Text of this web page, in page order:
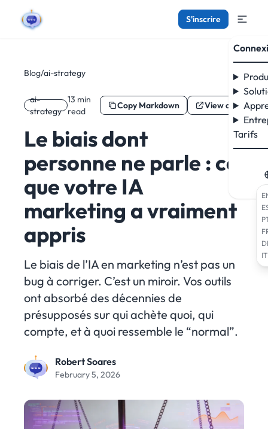
S'inscrire
Tarifs
IT
Blog/ai-strategy
ai-
strategy
13 min
read
Copy Markdown View as
Le biais dont
personne ne parle : ce
que votre IA
marketing a vraiment
appris
Le biais de l’IA en marketing n’est pas un
bug à corriger. C’est un miroir. Vos outils
ont absorbé des décennies de
présupposés sur qui achète quoi, qui
compte, et à quoi ressemble le “normal”.
Robert Soares
February 5, 2026